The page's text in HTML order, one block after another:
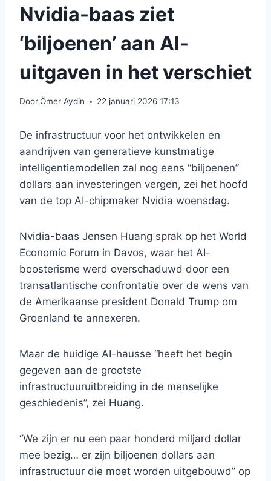
Nvidia-baas ziet
‘biljoenen’ aan AI-
uitgaven in het verschiet
DoorÖmer Aydin 22 januari 2026 17:13
De infrastructuur voor het ontwikkelen en
aandrijven van generatieve kunstmatige
intelligentiemodellen zal nog eens “biljoenen”
dollars aan investeringen vergen, zei het hoofd
van de top AI-chipmaker Nvidia woensdag.
Nvidia-baas Jensen Huang sprak op het World
Economic Forum in Davos, waar het AI-
boosterisme werd overschaduwd door een
transatlantische confrontatie over de wens van
de Amerikaanse president Donald Trump om
Groenland te annexeren.
Maar de huidige AI-hausse “heeft het begin
gegeven aan de grootste
infrastructuuruitbreiding in de menselijke
geschiedenis”, zei Huang.
“We zijn er nu een paar honderd miljard dollar
mee bezig… er zijn biljoenen dollars aan
infrastructuur die moet worden uitgebouwd” op